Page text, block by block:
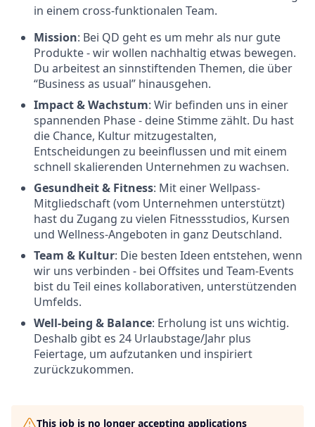
in einem cross-funktionalen Team.
Mission: Bei QD geht es um mehr als nur gute
Produkte - wir wollen nachhaltig etwas bewegen.
Du arbeitest an sinnstiftenden Themen, die über
“Business as usual” hinausgehen.
Impact & Wachstum: Wir befinden uns in einer
spannenden Phase - deine Stimme zählt. Du hast
die Chance, Kultur mitzugestalten,
Entscheidungen zu beeinflussen und mit einem
schnell skalierenden Unternehmen zu wachsen.
Gesundheit & Fitness: Mit einer Wellpass-
Mitgliedschaft (vom Unternehmen unterstützt)
hast du Zugang zu vielen Fitnessstudios, Kursen
und Wellness-Angeboten in ganz Deutschland.
Team & Kultur: Die besten Ideen entstehen, wenn
wir uns verbinden - bei Offsites und Team-Events
bist du Teil eines kollaborativen, unterstützenden
Umfelds.
Well-being & Balance: Erholung ist uns wichtig.
Deshalb gibt es 24 Urlaubstage/Jahr plus
Feiertage, um aufzutanken und inspiriert
zurückzukommen.
This job is no longer accepting applications